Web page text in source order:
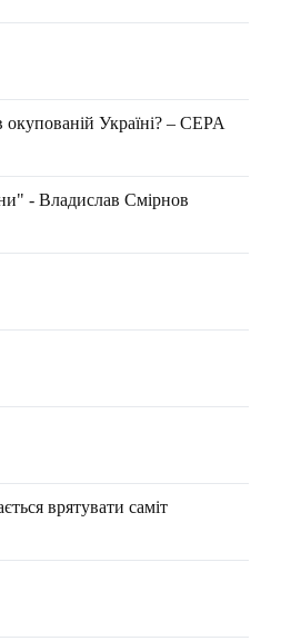
Україні? – CEPA
- Владислав Смірнов
врятувати саміт